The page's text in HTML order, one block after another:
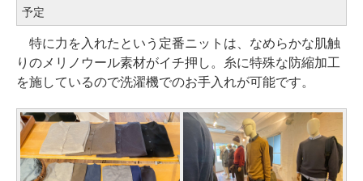
予定
特に力を入れたという定番ニットは、なめらかな肌触
りのメリノウール素材がイチ押し。糸に特殊な防縮加工
を施しているので洗濯機でのお手入れが可能です。